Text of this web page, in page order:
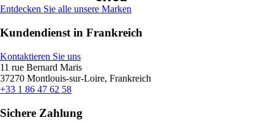
Entdecken Sie alle unsere Marken
Kundendienst in Frankreich
Kontaktieren Sie uns
11 rue Bernard Maris
37270 Montlouis-sur-Loire, Frankreich
+33 1 86 47 62 58
Sichere Zahlung